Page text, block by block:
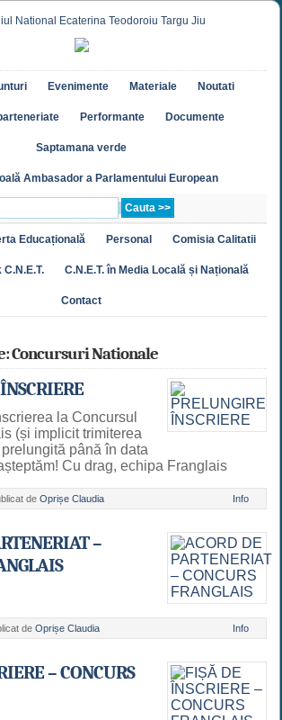
Evenimente Materiale Noutati
Performante Documente
Saptamana verde
Ambasador a Parlamentului European
Educațională Personal Comisia Calitatii
C.N.E.T. în Media Locală și Națională
Contact
Concursuri Nationale
la Concursul
(și implicit trimiterea
până în data
Cu drag, echipa Franglais
de Oprișe Claudia Info
–
de Oprișe Claudia Info
– CONCURS